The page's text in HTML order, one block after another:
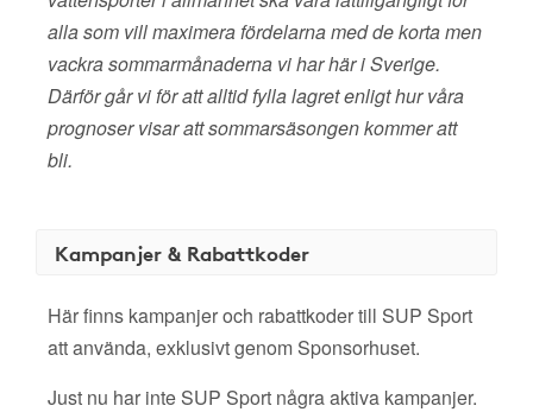
alla som vill maximera fördelarna med de korta men
vackra sommarmånaderna vi har här i Sverige.
Därför går vi för att alltid fylla lagret enligt hur våra
prognoser visar att sommarsäsongen kommer att
bli.
Kampanjer & Rabattkoder
Här finns kampanjer och rabattkoder till SUP Sport
att använda, exklusivt genom Sponsorhuset.
Just nu har inte SUP Sport några aktiva kampanjer.